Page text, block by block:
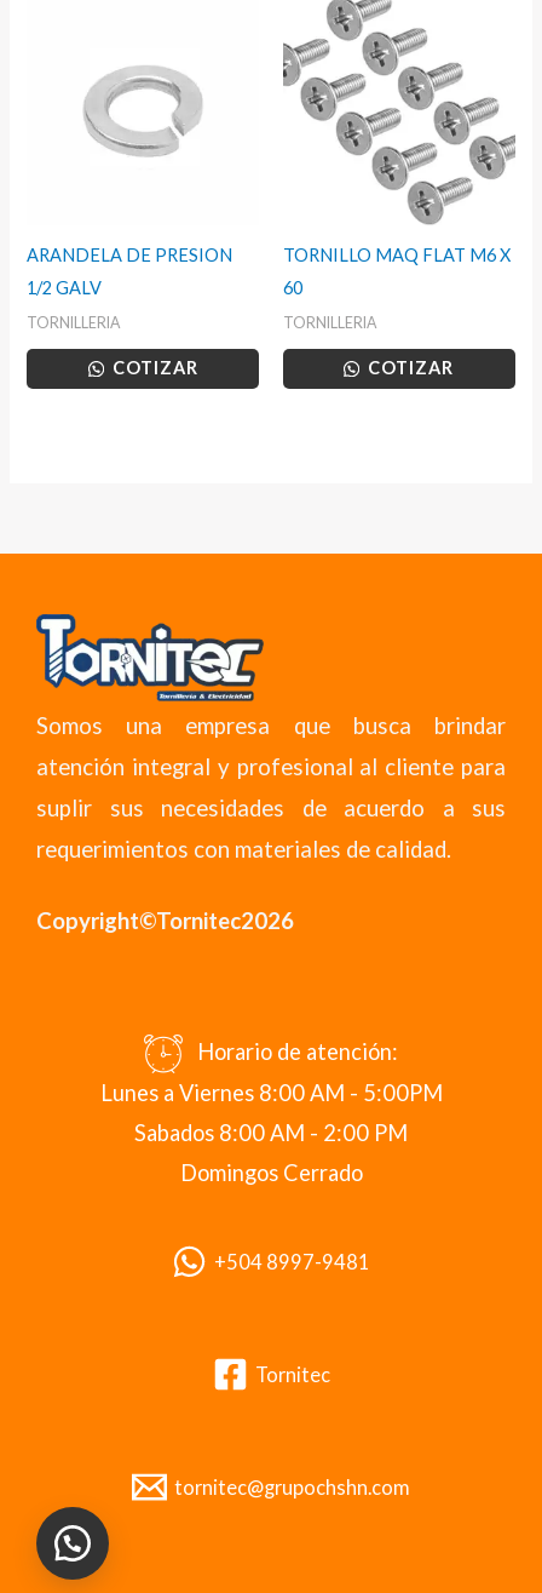
ARANDELA DE PRESION
1/2 GALV
TORNILLERIA
COTIZAR
TORNILLO MAQ FLAT M6 X
60
TORNILLERIA
COTIZAR
Somos una empresa que busca brindar
atención integral y profesional al cliente para
suplir sus necesidades de acuerdo a sus
requerimientos con materiales de calidad.
Copyright©Tornitec2026
Horario de atención:
Lunes a Viernes 8:00 AM - 5:00PM
Sabados 8:00 AM - 2:00 PM
Domingos Cerrado
+504 8997-9481
Tornitec
tornitec@grupochshn.com